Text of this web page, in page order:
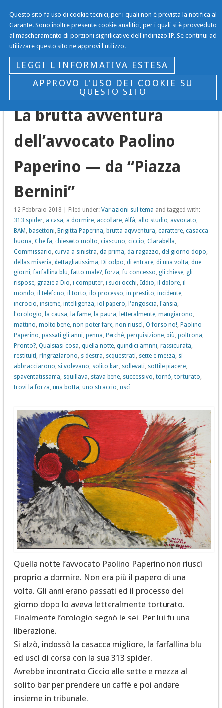
Il Blog…
… di Gianni Gargano
Navigation
La brutta avventura
dell’avvocato Paolino
Paperino — da “Piazza
Bernini”
12 Febbraio 2018 | Filed under: Variazioni sul tema and tagged with:
313 spider, a casa, a dormire, accollare, Alfà, allo studio, avvocato,
BAM, basettoni, Brigitta Paperina, brutta aqvventura, carattere, casacca
buona, Che fa, chieswto molto, ciascuno, ciccio, Clarabella,
Commissario, curva a sinistra, da prima, da ragazzo, del giorno dopo,
dellas miseria, dettagliatissima, Di colpo, di entrare, di una volta, due
giorni,farfallina blu,fatto male?,forza,fu concesso, gli chiese, gli
rispose, grazie a Dio, i computer, i suoi occhi, Iddio, il dolore, il
mondo, il telefono, il torto, ilo processo, in prestito, incidente,
incrocio, insieme, intelligenza, iol papero, l'angoscia, l'ansia,
l'orologio, la causa, la fame, la paura, letteralmente, mangiarono,
mattino, molto bene, non poter fare, non riuscì, O forso no!, Paolino
Paperino, passati gli anni, penna, Perchè, perquisizione, più, poltrona,
Pronto?, Qualsiasi cosa, quella notte, quindici amnni, rassicurata,
restituiti, ringraziarono, s destra, sequestrati, sette e mezza, si
abbracciarono, si volevano, solito bar, sollevati, sottile piacere,
spaventatissama, squillava, stava bene, successivo, tornò, torturato,
trovi la forza, una botta, uno straccio, uscì
Quella notte l’avvocato Paolino Paperino non riuscì
proprio a dormire. Non era più il papero di una
volta. Gli anni erano passati ed il processo del
giorno dopo lo aveva letteralmente torturato.
Finalmente l’orologio segnò le sei. Per lui fu una
liberazione.
Si alzò, indossò la casacca migliore, la farfallina blu
ed uscì di corsa con la sua 313 spider.
Avrebbe incontrato Ciccio alle sette e mezza al
solito bar per prendere un caffè e poi andare
insieme in tribunale.
Questo sito fa uso di cookie tecnici, per i quali non è prevista la notifica al
Garante. Sono inoltre presente cookie analitici, per i quali si è provveduto
al mascheramento di porzioni significative dell'indirizzo IP. Se continui ad
utilizzare questo sito ne approvi l'utilizzo.
LEGGI L'INFORMATIVA ESTESA
APPROVO L'USO DEI COOKIE SU
QUESTO SITO